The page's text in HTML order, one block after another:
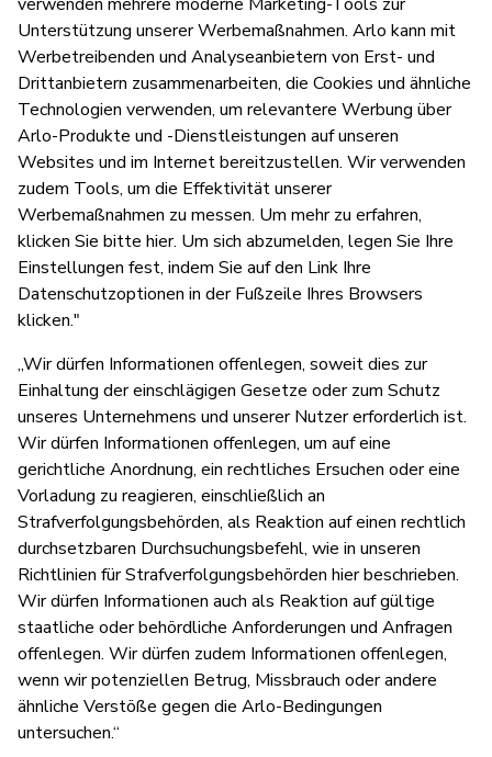
Unterstützung unserer Werbemaßnahmen. Arlo kann mit
Werbetreibenden und Analyseanbietern von Erst- und
Drittanbietern zusammenarbeiten, die Cookies und ähnliche
Technologien verwenden, um relevantere Werbung über
Arlo-Produkte und -Dienstleistungen auf unseren
Websites und im Internet bereitzustellen. Wir verwenden
zudem Tools, um die Effektivität unserer
Werbemaßnahmen zu messen. Um mehr zu erfahren,
klicken Sie bitte hier. Um sich abzumelden, legen Sie Ihre
Einstellungen fest, indem Sie auf den Link Ihre
Datenschutzoptionen in der Fußzeile Ihres Browsers
klicken."
„Wir dürfen Informationen offenlegen, soweit dies zur
Einhaltung der einschlägigen Gesetze oder zum Schutz
unseres Unternehmens und unserer Nutzer erforderlich ist.
Wir dürfen Informationen offenlegen, um auf eine
gerichtliche Anordnung, ein rechtliches Ersuchen oder eine
Vorladung zu reagieren, einschließlich an
Strafverfolgungsbehörden, als Reaktion auf einen rechtlich
durchsetzbaren Durchsuchungsbefehl, wie in unseren
Richtlinien für Strafverfolgungsbehörden hier beschrieben.
Wir dürfen Informationen auch als Reaktion auf gültige
staatliche oder behördliche Anforderungen und Anfragen
offenlegen. Wir dürfen zudem Informationen offenlegen,
wenn wir potenziellen Betrug, Missbrauch oder andere
ähnliche Verstöße gegen die Arlo-Bedingungen
untersuchen.“